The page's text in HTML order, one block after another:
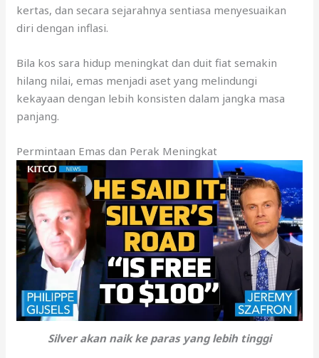
kertas, dan secara sejarahnya sentiasa menyesuaikan
diri dengan inflasi.
Bila kos sara hidup meningkat dan duit fiat semakin
hilang nilai, emas menjadi aset yang melindungi
kekayaan dengan lebih konsisten dalam jangka masa
panjang.
Permintaan Emas dan Perak Meningkat
Silver akan naik ke paras yang lebih tinggi